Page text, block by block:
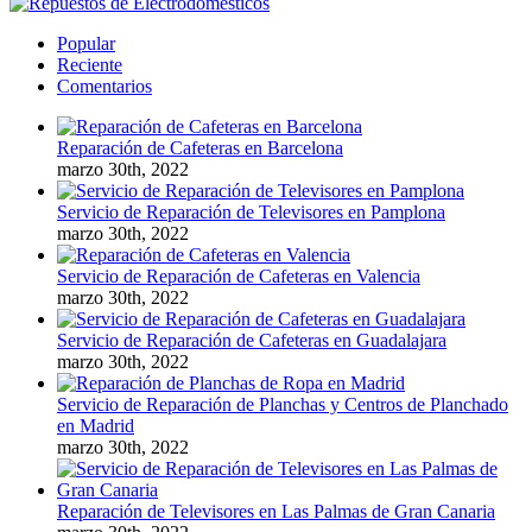
Popular
Reciente
Comentarios
Reparación de Cafeteras en Barcelona
marzo 30th, 2022
Servicio de Reparación de Televisores en Pamplona
marzo 30th, 2022
Servicio de Reparación de Cafeteras en Valencia
marzo 30th, 2022
Servicio de Reparación de Cafeteras en Guadalajara
marzo 30th, 2022
Servicio de Reparación de Planchas y Centros de Planchado
en Madrid
marzo 30th, 2022
Reparación de Televisores en Las Palmas de Gran Canaria